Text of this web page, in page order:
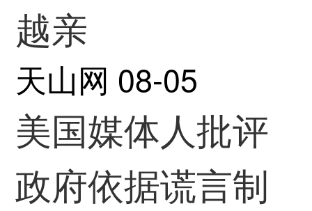
越亲
天山网 08-05
美国媒体人批评
政府依据谎言制